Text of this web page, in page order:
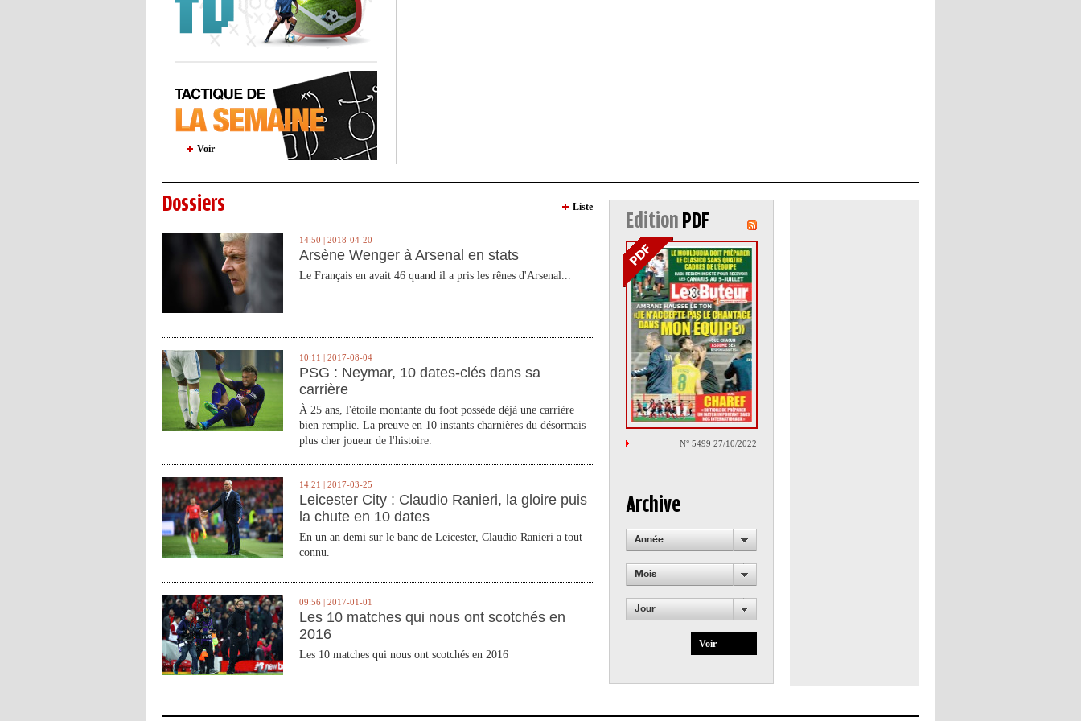
Voir
Dossiers Liste
14:50 | 2018-04-20
Arsène Wenger à Arsenal en stats
Le Français en avait 46 quand il a pris les rênes d'Arsenal...
10:11 | 2017-08-04
PSG : Neymar, 10 dates-clés dans sa
carrière
À 25 ans, l'étoile montante du foot possède déjà une carrière
bien remplie. La preuve en 10 instants charnières du désormais
plus cher joueur de l'histoire.
14:21 | 2017-03-25
Leicester City : Claudio Ranieri, la gloire puis
la chute en 10 dates
En un an demi sur le banc de Leicester, Claudio Ranieri a tout
connu.
09:56 | 2017-01-01
Les 10 matches qui nous ont scotchés en
2016
Les 10 matches qui nous ont scotchés en 2016
Edition PDF
N° 5499 27/10/2022
Archive
Année
Mois
Jour
Voir